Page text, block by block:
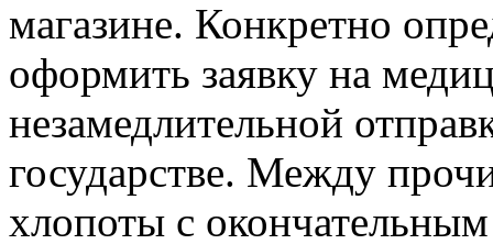
магазине. Конкретно
оформить заявку на
незамедлительной
государстве. Между
хлопоты с